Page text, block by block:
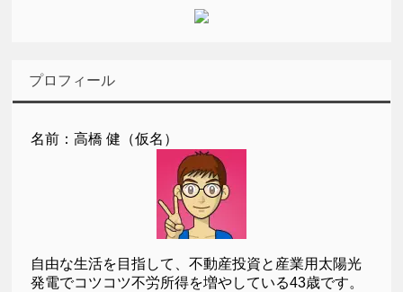
プロフィール
名前：高橋 健（仮名）
自由な生活を目指して、不動産投資と産業用太陽光
発電でコツコツ不労所得を増やしている43歳です。